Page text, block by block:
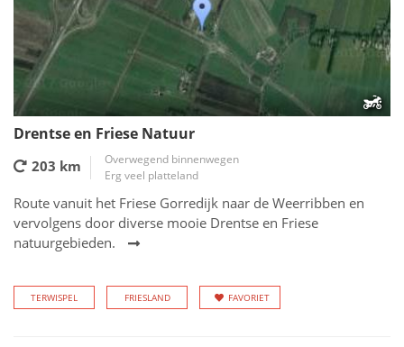
Drentse en Friese Natuur
203 km
Overwegend binnenwegen
Erg veel platteland
Route vanuit het Friese Gorredijk naar de Weerribben en
vervolgens door diverse mooie Drentse en Friese
natuurgebieden.
TERWISPEL FRIESLAND FAVORIET